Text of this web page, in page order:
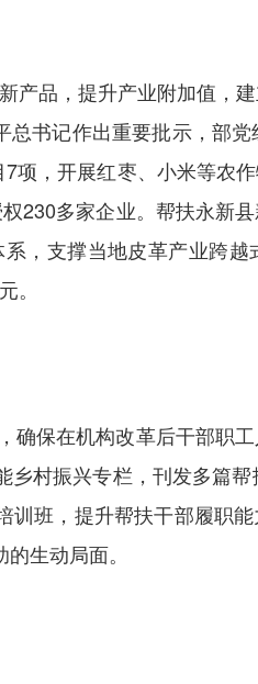
产品，提升产业附加值，
书记作出重要批示，部
项，开展红枣、小米等农
230多家企业。帮扶永新
，支撑当地皮革产业跨
。
确保在机构改革后干部职
村振兴专栏，刊发多篇
班，提升帮扶干部履职
生动局面。